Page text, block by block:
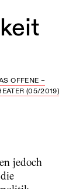
OFFENE –
(05/2019)
jedoch